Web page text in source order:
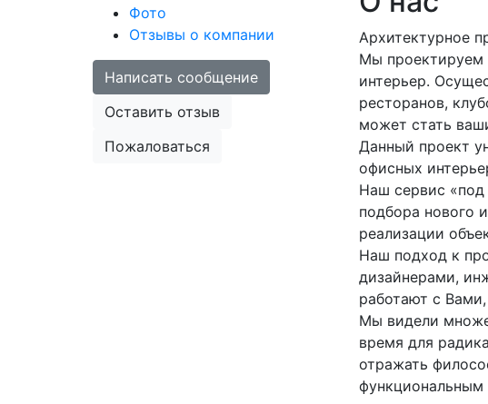
Фото
Отзывы о компании
Написать сообщение
Оставить отзыв
Пожаловаться
Архитектурное
Мы проектируем
интерьер.
ресторанов,
может стать
Данный проект
офисных
Наш сервис «под
подбора нового
реализации
Наш подход к
дизайнерами,
работают с
Мы видели
время для
отражать